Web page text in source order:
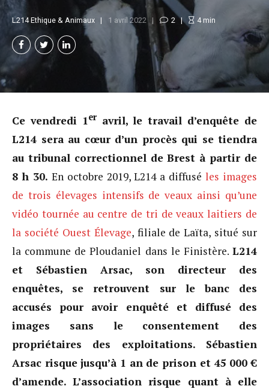
L214 Ethique & Animaux 1 avril 2022 2 4min
Ce vendredi 1eravril, le travail d’enquête de
L214 sera au cœur d’un procès qui se tiendra
au tribunal correctionnel de Brest à partir de
8 h 30. En octobre 2019, L214 a diffuséles images
de trois élevages intensifs de veaux ainsi qu’une
vidéo tournée au centre de tri de veaux laitiers de
la société Ouest Élevage, filiale de Laïta, situé sur
la commune de Ploudaniel dans le Finistère. L214
et Sébastien Arsac, son directeur des
enquêtes, se retrouvent sur le banc des
accusés pour avoir enquêté et diffusé des
images sans le consentement des
propriétaires des exploitations. Sébastien
Arsac risque jusqu’à 1 an de prison et 45 000 €
d’amende. L’association risque quant à elle